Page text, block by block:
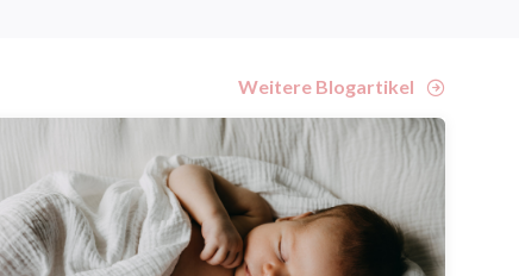
Weitere Blogartikel